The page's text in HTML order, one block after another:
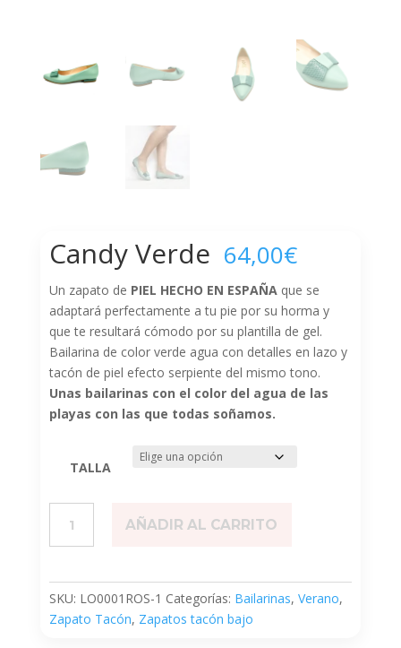
Candy Verde 64,00€
Un zapato de PIEL HECHO EN ESPAÑAque se
adaptará perfectamente a tu pie por su horma y
que te resultará cómodo por su plantilla de gel.
Bailarina de color verde agua con detalles en lazo y
tacón de piel efecto serpiente del mismo tono.
Unas bailarinas con el color del agua de las
playas con las que todas soñamos.
TALLA
Verde
AÑADIR AL CARRITO
SKU: LO0001ROS-1 Categorías: Bailarinas, Verano,
Zapato Tacón, Zapatos tacón bajo